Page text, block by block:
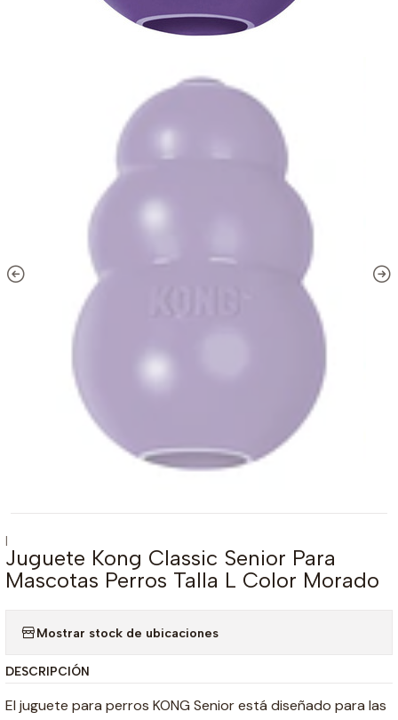
|
Juguete Kong Classic Senior Para
Mascotas Perros Talla L Color Morado
Mostrar stock de ubicaciones
DESCRIPCIÓN
El juguete para perros KONG Senior está diseñado para las